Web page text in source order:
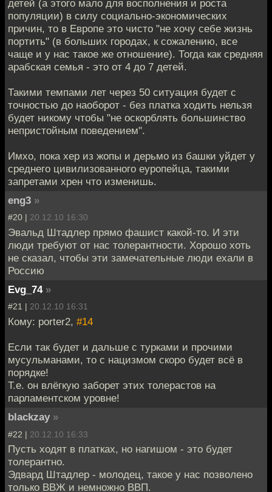
детей (а этого мало для восполнения и роста
популяции) в силу социально-экономических
причин, то в Европе это чисто "не хочу себе жизнь
портить" (в больших городах, к сожалению, все
чаще и у нас такое же отношение). Тогда как средняя
арабская семья - это от 4 до 7 детей.
Такими темпами лет через 50 ситуация будет с
точностью до наоборот - без платка ходить нельзя
будет никому чтобы "не оскорблять большинство
непристойным поведением".
Имхо, пока хер из жопы и дерьмо из башки уйдет у
среднего цивилизованного еуропейца, такими
запретами хрен что изменишь.
eng3 »
#20 | 20.12.10 16:30
Эвальд Штадлер прямо фашист какой-то. И эти
люди требуют от нас толерантности. Хорошо хоть
не сказал, чтобы эти замечательные люди ехали в
Россию
Evg_74 »
#21 | 20.12.10 16:31
Кому: porter2, #14
Если так будет и дальше с турками и прочими
мусульманами, то с нацизмом скоро будет всё в
порядке!
Т.е. он влёгкую заборет этих толерастов на
парламентском уровне!
blackzay »
#22 | 20.12.10 16:33
Пусть ходят в платках, но нагишом - это будет
толерантно.
Эдвард Штадлер - молодец, такое у нас позволено
только ВВЖ и немножно ВВП.